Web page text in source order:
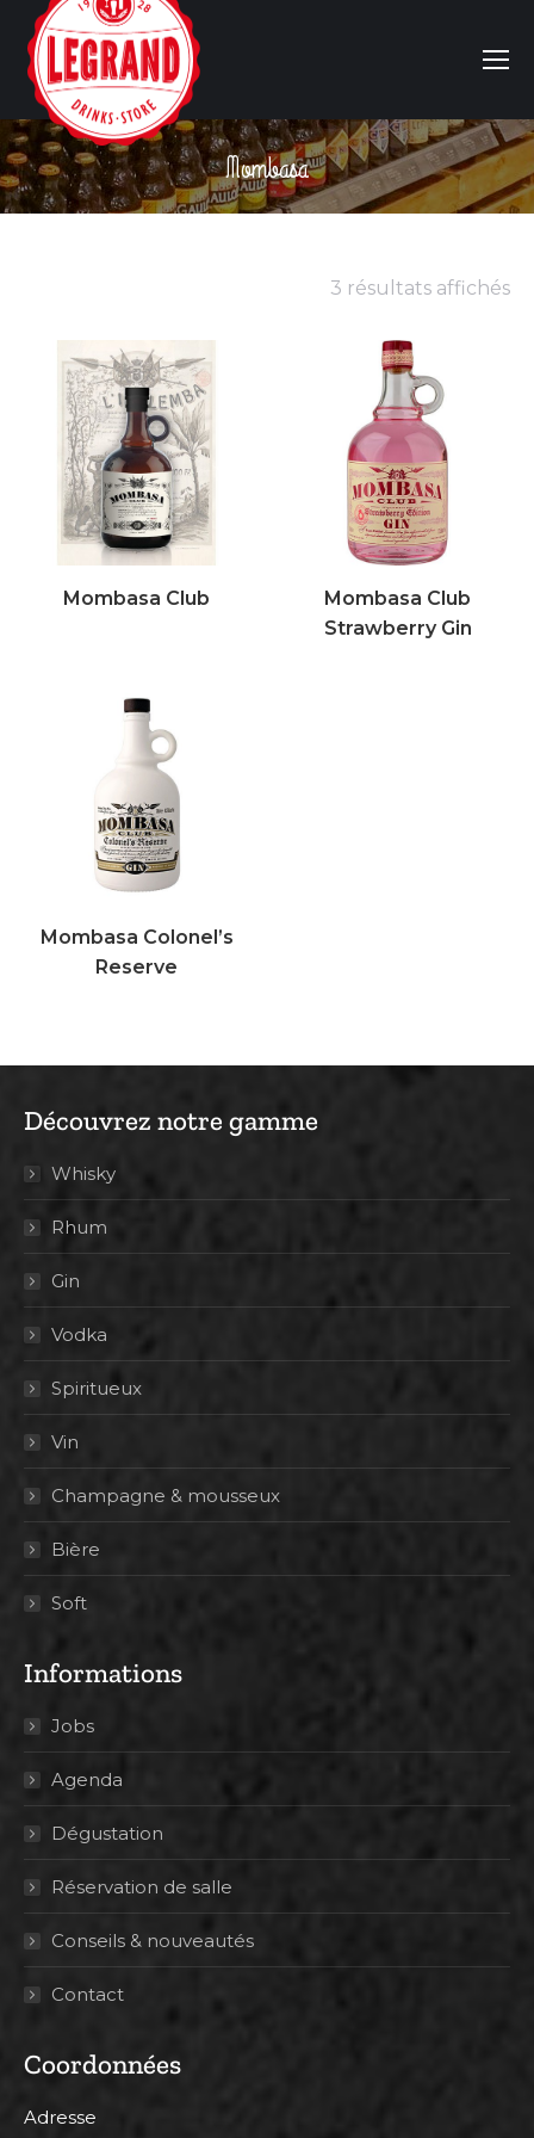
Mombasa
Vous êtes ici :
3 résultats affichés
Mombasa Club
Mombasa Club
Strawberry Gin
Mombasa Colonel’s
Reserve
Découvrez notre gamme
Whisky
Rhum
Gin
Vodka
Spiritueux
Vin
Champagne & mousseux
Bière
Soft
Informations
Jobs
Agenda
Dégustation
Réservation de salle
Conseils & nouveautés
Contact
Coordonnées
Adresse